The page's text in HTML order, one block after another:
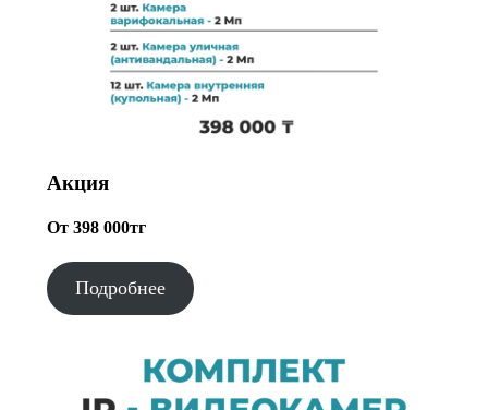
Акция
От 398 000тг
Подробнее